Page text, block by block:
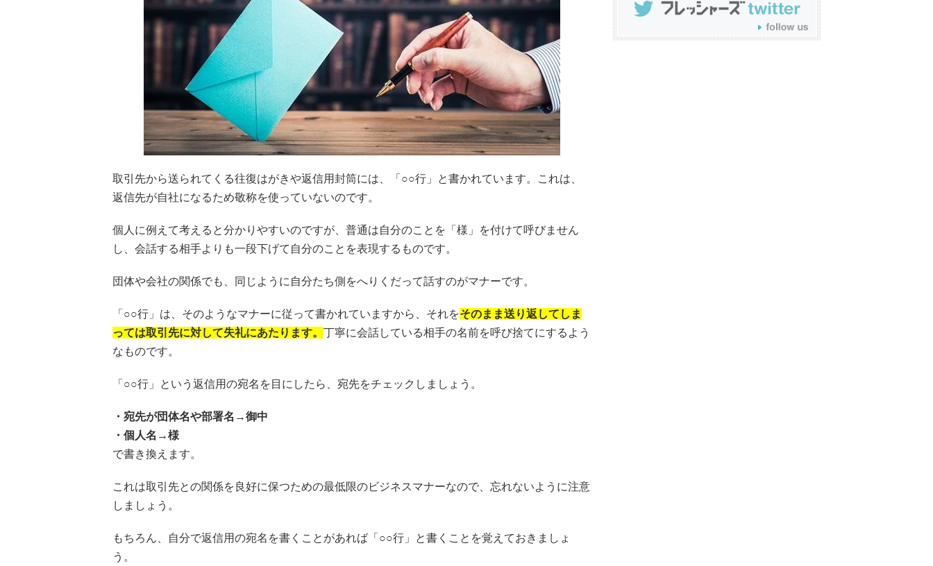
取引先から送られてくる往復はがきや返信用封筒には、「○○行」と書かれています。これは、
返信先が自社になるため敬称を使っていないのです。
個人に例えて考えると分かりやすいのですが、普通は自分のことを「様」を付けて呼びません
し、会話する相手よりも一段下げて自分のことを表現するものです。
団体や会社の関係でも、同じように自分たち側をへりくだって話すのがマナーです。
「○○行」は、そのようなマナーに従って書かれていますから、それをそのまま送り返してしま
っては取引先に対して失礼にあたります。 丁寧に会話している相手の名前を呼び捨てにするよう
なものです。
「○○行」という返信用の宛名を目にしたら、宛先をチェックしましょう。
・宛先が団体名や部署名→御中
・個人名→様
で書き換えます。
これは取引先との関係を良好に保つための最低限のビジネスマナーなので、忘れないように注意
しましょう。
もちろん、自分で返信用の宛名を書くことがあれば「○○行」と書くことを覚えておきましょ
う。